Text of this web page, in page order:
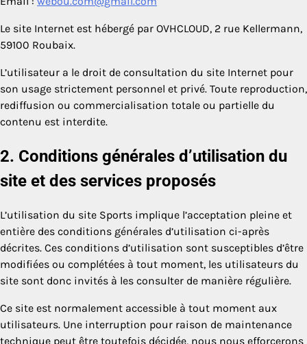
Le site Internet est hébergé par OVHCLOUD, 2 rue Kellermann,
59100 Roubaix.
L’utilisateur a le droit de consultation du site Internet pour
son usage strictement personnel et privé. Toute reproduction,
rediffusion ou commercialisation totale ou partielle du
contenu est interdite.
2. Conditions générales d’utilisation du
site et des services proposés
L’utilisation du site Sports implique l’acceptation pleine et
entière des conditions générales d’utilisation ci-après
décrites. Ces conditions d’utilisation sont susceptibles d’être
modifiées ou complétées à tout moment, les utilisateurs du
site sont donc invités à les consulter de manière régulière.
Ce site est normalement accessible à tout moment aux
utilisateurs. Une interruption pour raison de maintenance
technique peut être toutefois décidée, nous nous efforcerons